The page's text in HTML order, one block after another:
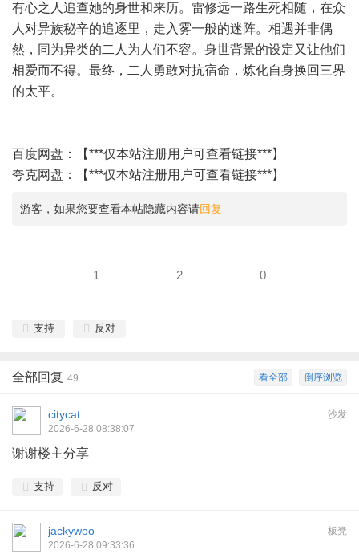
有心之人追查她的身世和来历。雷修远一路生死相随，在众
人对异族秘辛的追逐里，走入雾一般的迷阵。相遇并非偶
然，同为异类的二人为人们不容。身世背景的设定又让他们
相爱而不得。最终，二人勇敢对抗宿命，炼化自身换回三界
的太平。
百度网盘：【***仅本站注册用户可查看链接***】
夸克网盘：【***仅本站注册用户可查看链接***】
游客，如果您要查看本帖隐藏内容请回复
1 2 0
支持 反对
倒序浏览
看全部
全部回复 49
沙发
citycat
2026-6-28 08:38:07
谢谢楼主分享
支持 反对
板凳
jackywoo
2026-6-28 09:33:36